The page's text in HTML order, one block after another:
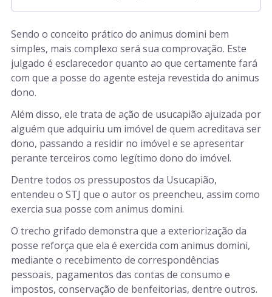
Sendo o conceito prático do animus domini bem
simples, mais complexo será sua comprovação. Este
julgado é esclarecedor quanto ao que certamente fará
com que a posse do agente esteja revestida do animus
dono.
Além disso, ele trata de ação de usucapião ajuizada por
alguém que adquiriu um imóvel de quem acreditava ser
dono, passando a residir no imóvel e se apresentar
perante terceiros como legítimo dono do imóvel.
Dentre todos os pressupostos da Usucapião,
entendeu o STJ que o autor os preencheu, assim como
exercia sua posse com animus domini.
O trecho grifado demonstra que a exteriorização da
posse reforça que ela é exercida com animus domini,
mediante o recebimento de correspondências
pessoais, pagamentos das contas de consumo e
impostos, conservação de benfeitorias, dentre outros.